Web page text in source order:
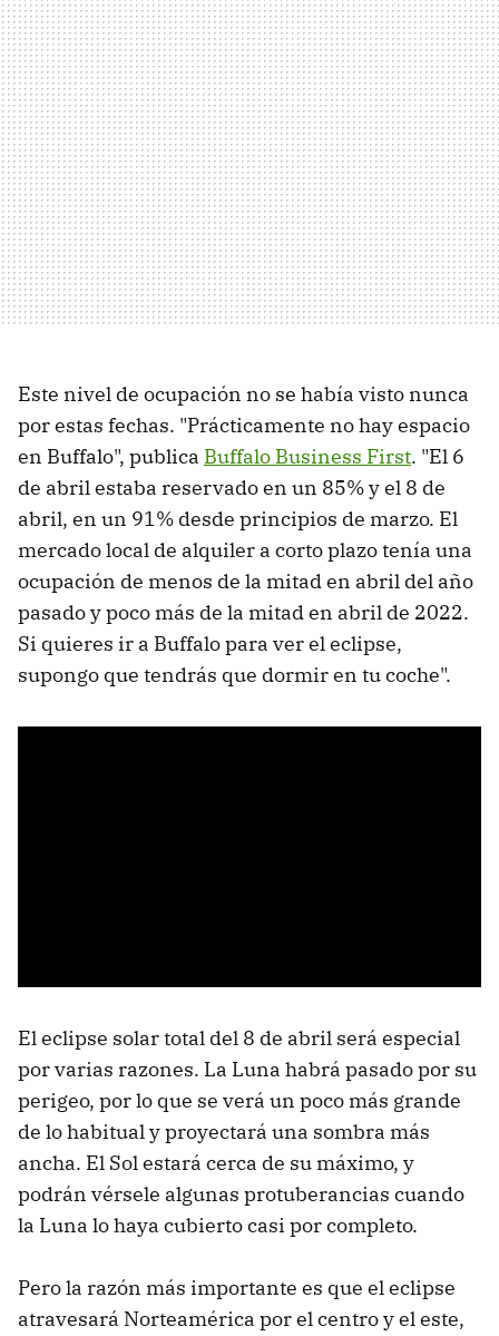
Este nivel de ocupación no se había visto nunca
por estas fechas. "Prácticamente no hay espacio
en Buffalo", publica Buffalo Business First. "El 6
de abril estaba reservado en un 85% y el 8 de
abril, en un 91% desde principios de marzo. El
mercado local de alquiler a corto plazo tenía una
ocupación de menos de la mitad en abril del año
pasado y poco más de la mitad en abril de 2022.
Si quieres ir a Buffalo para ver el eclipse,
supongo que tendrás que dormir en tu coche".
El eclipse solar total del 8 de abril será especial
por varias razones. La Luna habrá pasado por su
perigeo, por lo que se verá un poco más grande
de lo habitual y proyectará una sombra más
ancha. El Sol estará cerca de su máximo, y
podrán vérsele algunas protuberancias cuando
la Luna lo haya cubierto casi por completo.
Pero la razón más importante es que el eclipse
atravesará Norteamérica por el centro y el este,